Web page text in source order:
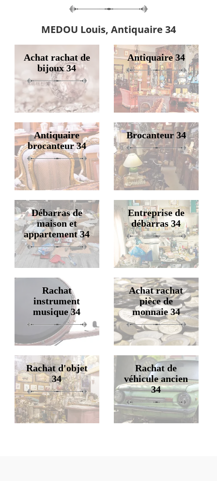
MEDOU Louis, Antiquaire 34
Achat rachat de
bijoux 34
Antiquaire 34
Antiquaire
brocanteur 34
Brocanteur 34
Débarras de
maison et
appartement 34
Entreprise de
débarras 34
Rachat
instrument
musique 34
Achat rachat
pièce de
monnaie 34
Rachat d'objet
34
Rachat de
véhicule ancien
34